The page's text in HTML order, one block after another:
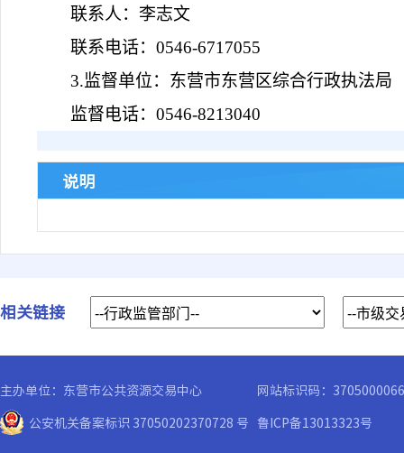
联系人：李志文
联系电话： 0546-6717055
3.监督单位：东营市东营区综合行政执法局
监督电话： 0546-8213040
说明
相关链接
主办单位：东营市公共资源交易中心
网站标识码：3705000066
公安机关备案标识 37050202370728 号 鲁ICP备13013323号